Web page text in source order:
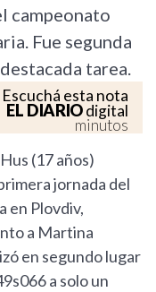
campeonato
Fue segunda
tarea.
Escuchá esta nota
EL DIARIOdigital
minutos
(17 años)
jornada del
en Plovdiv,
a Martina
en segundo lugar
a solo un